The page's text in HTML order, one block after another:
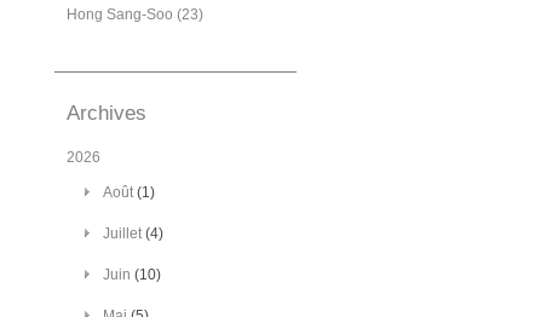
Hong Sang-Soo (23)
Archives
2026
Août(1)
Juillet(4)
Juin (10)